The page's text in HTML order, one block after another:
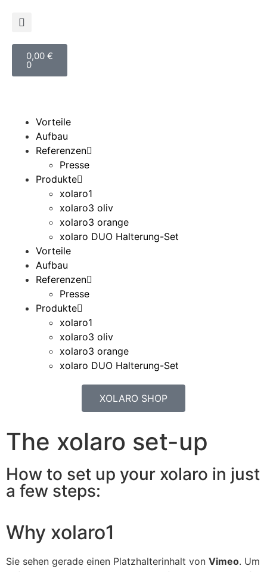
0,00 €
0
Vorteile
Aufbau
Referenzen
Presse
Produkte
xolaro1
xolaro3 oliv
xolaro3 orange
xolaro DUO Halterung-Set
Vorteile
Aufbau
Referenzen
Presse
Produkte
xolaro1
xolaro3 oliv
xolaro3 orange
xolaro DUO Halterung-Set
XOLARO SHOP
The xolaro set-up
How to set up your xolaro in just
a few steps:
Why xolaro1
Sie sehen gerade einen Platzhalterinhalt von Vimeo. Um